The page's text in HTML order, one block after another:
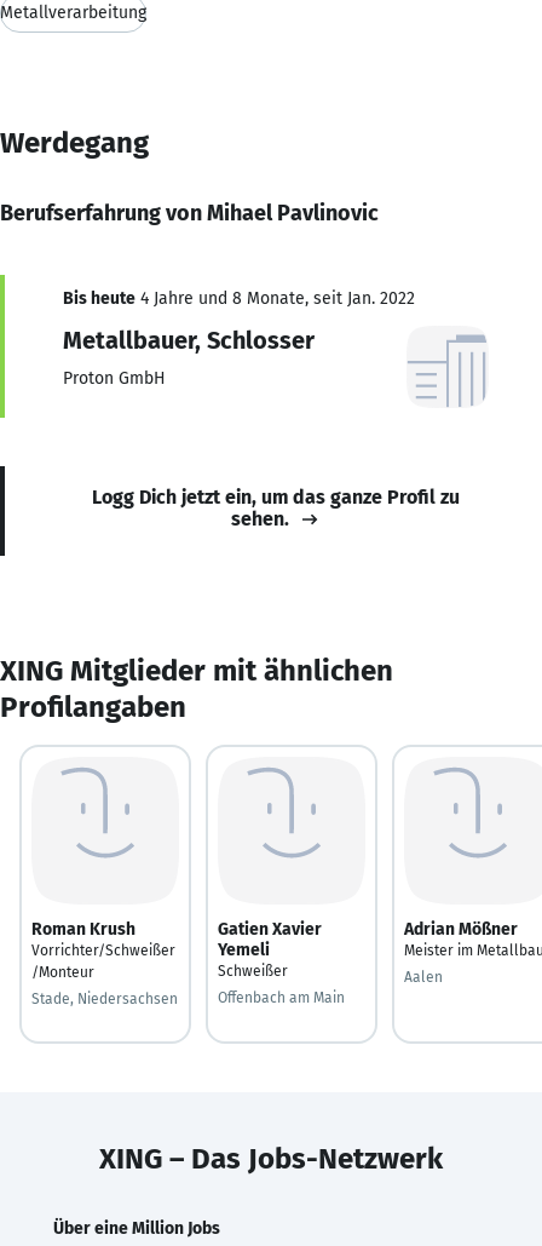
Metallverarbeitung
Werdegang
Berufserfahrung von Mihael Pavlinovic
Bis heute 4 Jahre und 8 Monate, seit Jan. 2022
Metallbauer, Schlosser
Proton GmbH
Logg Dich jetzt ein, um das ganze Profil zu
sehen.
XING Mitglieder mit ähnlichen
Profilangaben
Roman Krush
Vorrichter/Schweißer
/Monteur
Stade, Niedersachsen
Gatien Xavier
Yemeli
Schweißer
Offenbach am Main
Adrian Mößner
Meister im
Aalen
XING – Das Jobs-Netzwerk
Über eine Million Jobs